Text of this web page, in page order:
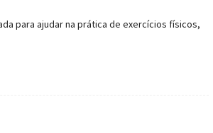
para ajudar na prática de exercícios físicos,